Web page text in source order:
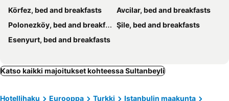
Körfez, bed and breakfasts
Avcilar, bed and breakfasts
Polonezköy, bed and breakfasts
Şile, bed and breakfasts
Esenyurt, bed and breakfasts
Katso kaikki majoitukset kohteessa Sultanbeyli
Hotellihaku Eurooppa Turkki
Istanbulin maakunta